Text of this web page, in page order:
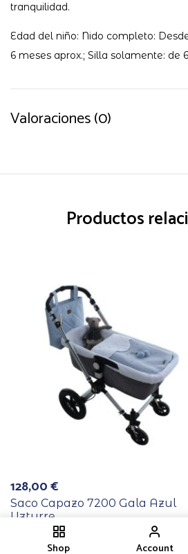
Shop Account
tranquilidad.
Edad del niño: Nido completo:
6 meses aprox.; Silla solamente: de
Valoraciones (0)
Productos
128,00€
Saco Capazo 7200 Gala Azul
Uzturre